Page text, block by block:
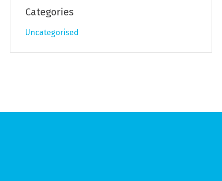
Categories
Uncategorised